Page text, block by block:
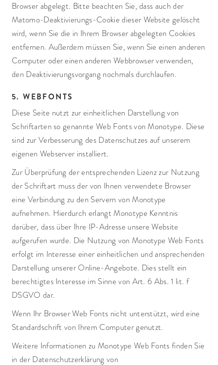
Browser abgelegt. Bitte beachten Sie, dass auch der
Matomo-Deaktivierungs-Cookie dieser Website gelöscht
wird, wenn Sie die in Ihrem Browser abgelegten Cookies
entfernen. Außerdem müssen Sie, wenn Sie einen anderen
Computer oder einen anderen Webbrowser verwenden,
den Deaktivierungsvorgang nochmals durchlaufen.
5. WEBFONTS
Diese Seite nutzt zur einheitlichen Darstellung von
Schriftarten so genannte Web Fonts von Monotype. Diese
sind zur Verbesserung des Datenschutzes auf unserem
eigenen Webserver installiert.
Zur Überprüfung der entsprechenden Lizenz zur Nutzung
der Schriftart muss der von Ihnen verwendete Browser
eine Verbindung zu den Servern von Monotype
aufnehmen. Hierdurch erlangt Monotype Kenntnis
darüber, dass über Ihre IP-Adresse unsere Website
aufgerufen wurde. Die Nutzung von Monotype Web Fonts
erfolgt im Interesse einer einheitlichen und ansprechenden
Darstellung unserer Online-Angebote. Dies stellt ein
berechtigtes Interesse im Sinne von Art. 6 Abs. 1 lit. f
DSGVO dar.
Wenn Ihr Browser Web Fonts nicht unterstützt, wird eine
Standardschrift von Ihrem Computer genutzt.
Weitere Informationen zu Monotype Web Fonts finden Sie
in der Datenschutzerklärung von